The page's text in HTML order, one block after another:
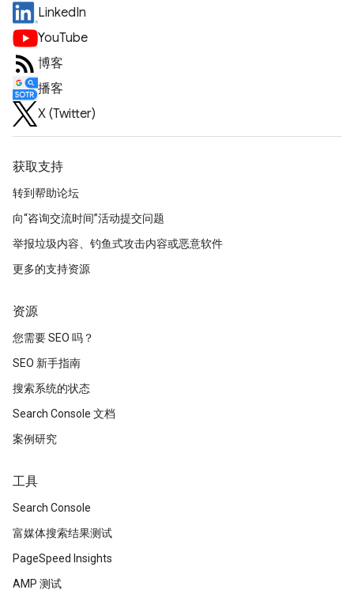
LinkedIn
YouTube
博客
播客
X (Twitter)
获取支持
转到帮助论坛
向“咨询交流时间”活动提交问题
举报垃圾内容、钓鱼式攻击内容或恶意软件
更多的支持资源
资源
您需要 SEO 吗？
SEO 新手指南
搜索系统的状态
Search Console 文档
案例研究
工具
Search Console
富媒体搜索结果测试
PageSpeed Insights
AMP 测试